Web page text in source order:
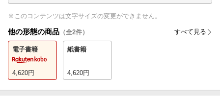
※このコンテンツは文字サイズの変更ができません。
他の形態の商品 （全2件） すべて見る
電子書籍
4,620円
紙書籍
4,620円